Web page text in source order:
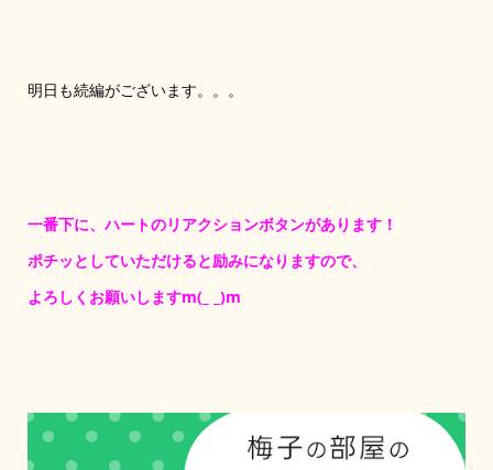
明日も続編がございます。。。
一番下に、ハートのリアクションボタンがあります！
ポチッとしていただけると励みになりますので、
よろしくお願いしますm(_ _)m